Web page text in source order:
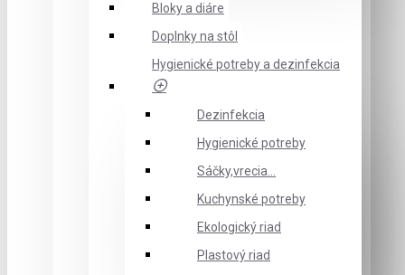
Bloky a diáre
Doplnky na stôl
Hygienické potreby a dezinfekcia
Dezinfekcia
Hygienické potreby
Sáčky,vrecia...
Kuchynské potreby
Ekologický riad
Plastový riad